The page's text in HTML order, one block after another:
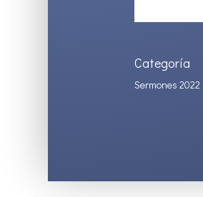
Categoría
Sermones 2022